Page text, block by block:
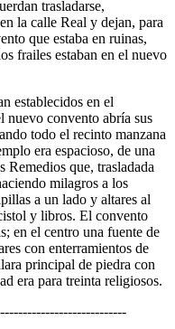
trasladarse,
la calle Real y dejan, para
que estaba en ruinas,
frailes estaban en el nuevo
establecidos en el
nuevo convento abría sus
todo el recinto manzana
era espacioso, de una
Remedios que, trasladada
milagros a los
a un lado y altares al
y libros. El convento
en el centro una fuente de
con enterramientos de
principal de piedra con
era para treinta religiosos.